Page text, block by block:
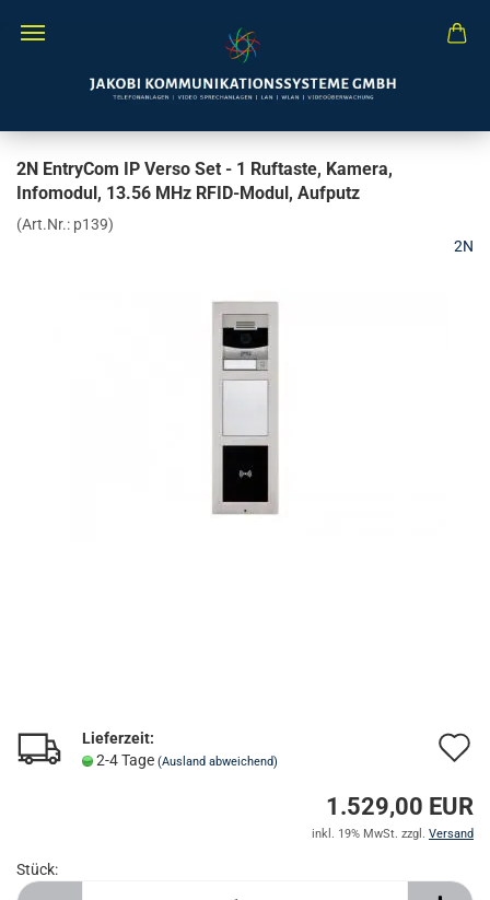
2N EntryCom IP Verso Set - 1 Ruftaste, Kamera,
Infomodul, 13.56 MHz RFID-Modul, Aufputz
(Art.Nr.: p139)
2N
Lieferzeit:
2-4 Tage (Ausland abweichend)
1.529,00 EUR
inkl. 19% MwSt. zzgl. Versand
Stück:
Stück